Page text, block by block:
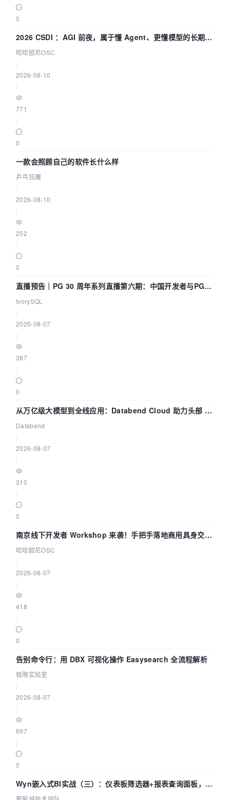
0
2026 CSDI ：AGI 前夜，属于懂 Agent、更懂模型的长期深
耕企业
哈哈欧尼OSC
2026-08-10
771
0
一款会照顾自己的软件长什么样
乒乓狂魔
2026-08-10
252
0
直播预告｜PG 30 周年系列直播第六期：中国开发者与PG内
核——我们改得动吗？我们贡献了什么？
IvorySQL
2026-08-07
387
0
从万亿级大模型到全线应用：Databend Cloud 助力头部 AI
企业构建全链路 Trace 数据管道
Databend
2026-08-07
310
0
南京线下开发者 Workshop 来袭！手把手落地商用具身交互
智能 Agent 应用
哈哈欧尼OSC
2026-08-07
418
0
告别命令行：用 DBX 可视化操作 Easysearch 全流程解析
极限实验室
2026-08-07
697
0
Wyn嵌入式BI实战（三）：仪表板筛选器+报表查询面板，参
数联动全闭环